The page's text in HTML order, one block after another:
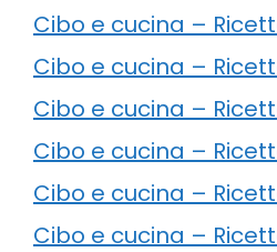
Cibo e cucina –
Cibo e cucina –
Cibo e cucina –
Cibo e cucina –
Cibo e cucina –
Cibo e cucina –